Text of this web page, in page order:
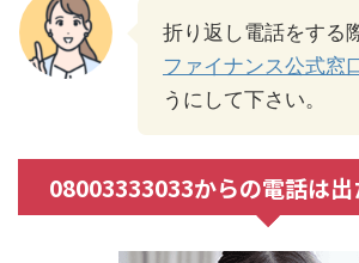
折り返し電話をする
ファイナンス公式窓
うにして下さい。
08003333033からの電話は出